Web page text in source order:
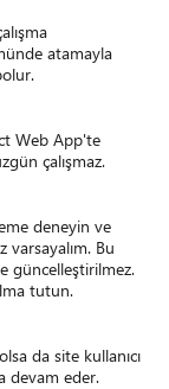
atamayla
Web App'te
çalışmaz.
deneyin ve
varsayalım. Bu
güncelleştirilmez.
tutun.
da site kullanıcı
devam eder.